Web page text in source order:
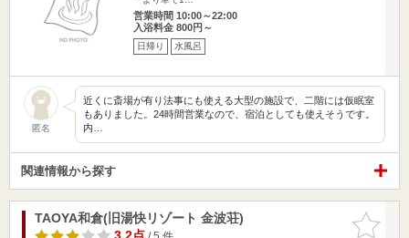
営業時間 10:00～22:00
入浴料金 800円～
日帰り 水風呂
匿名
近くに斎場が有り法事にも使える大型の施設で、二階には仮眠室
もありました。24時間営業なので、宿泊としても使えそうです。
内…
関連情報から探す
お気に入
りに追加
TAOYA和倉(旧湯快リゾート 金波荘)